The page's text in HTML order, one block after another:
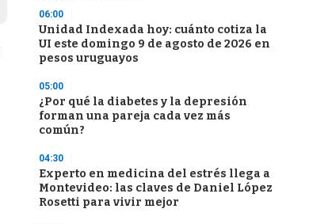
06:00
Unidad Indexada hoy: cuánto cotiza la
UI este domingo 9 de agosto de 2026 en
pesos uruguayos
05:00
¿Por qué la diabetes y la depresión
forman una pareja cada vez más
común?
04:30
Experto en medicina del estrés llega a
Montevideo: las claves de Daniel López
Rosetti para vivir mejor